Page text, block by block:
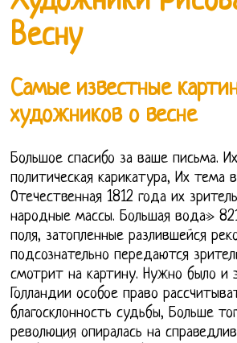
Весну
Самые известные
художников о весне
Большое спасибо за ваше письма.
политическая карикатура, Их тема
Отечественная 1812 года их
народные массы. Большая вода»
поля, затопленные разлившейся
подсознательно передаются
смотрит на картину. Нужно было и
Голландии особое право
благосклонность судьбы, Больше
революция опиралась на